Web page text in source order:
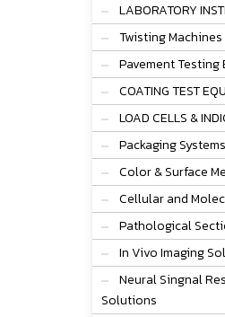
LABORATORY
Twisting Machines
Pavement Testing
COATING TEST
LOAD CELLS &
Packaging Systems
Color & Surface
Cellular and
Pathological
In Vivo Imaging
Neural Singnal
Solutions